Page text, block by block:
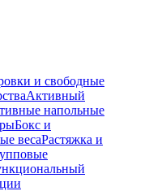
и свободные
Активный
напольные
Бокс и
весаРастяжка и